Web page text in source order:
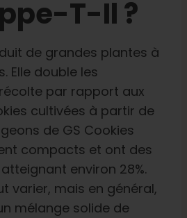
T-Il ?
de grandes plantes à
Elle double les
par rapport aux
cultivées à partir de
de GS Cookies
compacts et ont des
environ 28%.
varier, mais en général,
mélange solide de